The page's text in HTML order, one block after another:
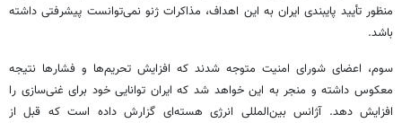
منظور تأیید پایبندی ایران به این اهداف،‌ مذاکرات ژنو نمی‌توانست پیشرفتی داشته
باشد.
سوم، اعضای شورای امنیت متوجه شدند که افزایش تحریم‌ها و فشارها نتیجه
معکوس داشته و منجر به این خواهد شد که ایران توانایی خود برای غنی‌سازی را
افزایش دهد. آژانس بین‌المللی انرژی هسته‌ای گزارش داده است که قبل از